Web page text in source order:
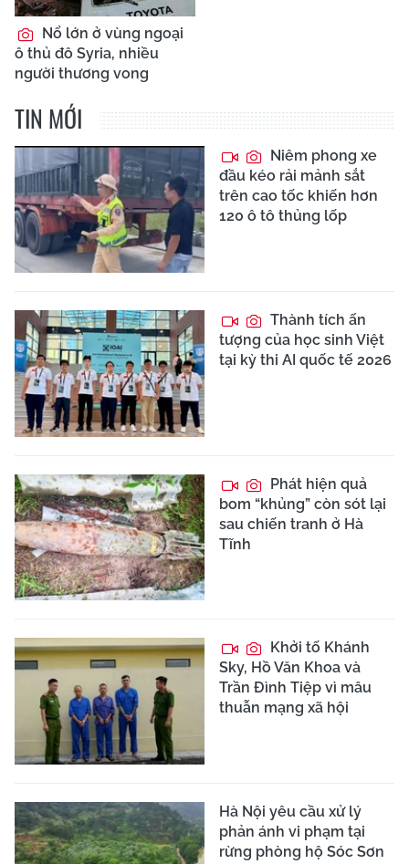
Nổ lớn ở vùng ngoại
ô thủ đô Syria, nhiều
người thương vong
TIN MỚI
Niêm phong xe
đầu kéo rải mảnh sắt
trên cao tốc khiến hơn
120 ô tô thủng lốp
Thành tích ấn
tượng của học sinh Việt
tại kỳ thi AI quốc tế 2026
Phát hiện quả
bom “khủng” còn sót lại
sau chiến tranh ở Hà
Tĩnh
Khởi tố Khánh
Sky, Hồ Văn Khoa và
Trần Đình Tiệp vì mâu
thuẫn mạng xã hội
Hà Nội yêu cầu xử lý
phản ánh vi phạm tại
rừng phòng hộ Sóc Sơn